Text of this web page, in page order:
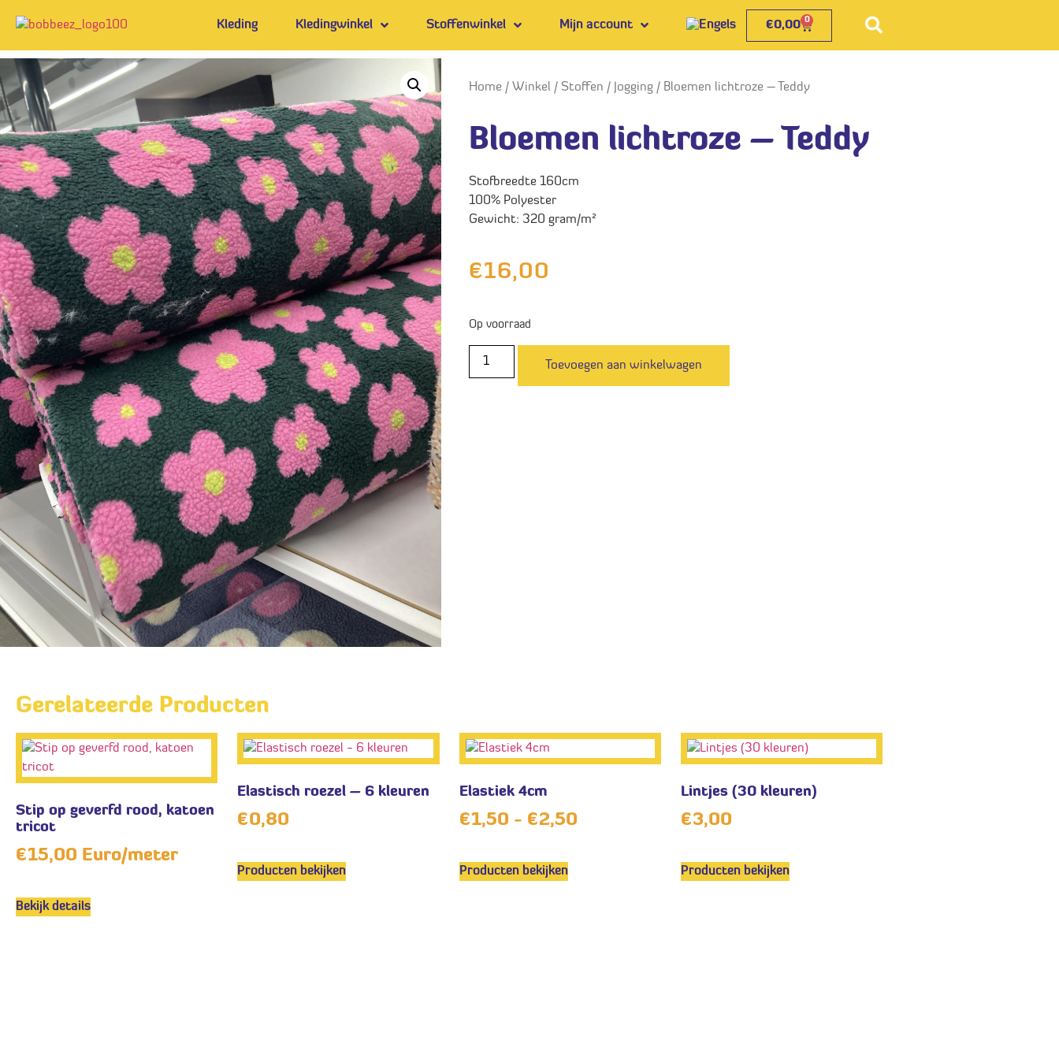
Kleding Kledingwinkel Stoffenwinkel Mijn account €0,00 0
Home / Winkel / Stoffen / Jogging / Bloemen lichtroze – Teddy
Bloemen lichtroze – Teddy
Stofbreedte 160cm
100% Polyester
Gewicht: 320 gram/m²
€16,00
Op voorraad
Toevoegen aan winkelwagen
Gerelateerde Producten
Stip op geverfd rood, katoen
tricot
€15,00 Euro/meter
Bekijk details
Elastisch roezel – 6 kleuren
€0,80
Producten bekijken
Elastiek 4cm
€1,50 - €2,50
Producten bekijken
Lintjes (30 kleuren)
€3,00
Producten bekijken